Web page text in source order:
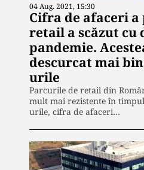
04 Aug. 2021, 15:30
Cifra de afaceri
retail a scăzut cu
pandemie.
descurcat mai
urile
Parcurile de retail din
mult mai rezistente în
urile, cifra de afaceri…